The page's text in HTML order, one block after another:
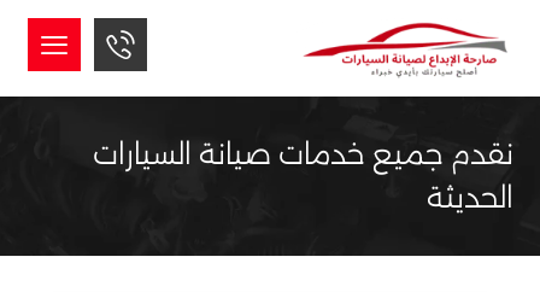
نقدم جميع خدمات صيانة السيارات
الحديثة